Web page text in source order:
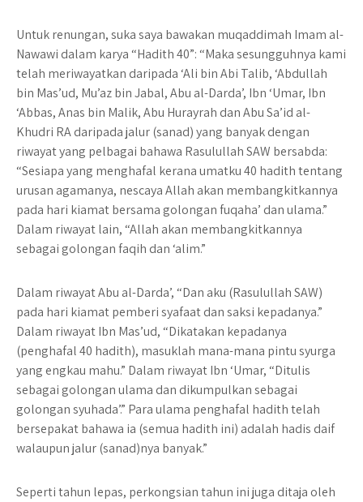
Untuk renungan, suka saya bawakan muqaddimah Imam al-
Nawawi dalam karya “Hadith 40”: “Maka sesungguhnya kami
telah meriwayatkan daripada ‘Ali bin Abi Talib, ‘Abdullah
bin Mas’ud, Mu’az bin Jabal, Abu al-Darda’, Ibn ‘Umar, Ibn
‘Abbas, Anas bin Malik, Abu Hurayrah dan Abu Sa’id al-
Khudri RA daripada jalur (sanad) yang banyak dengan
riwayat yang pelbagai bahawa Rasulullah SAW bersabda:
“Sesiapa yang menghafal kerana umatku 40 hadith tentang
urusan agamanya, nescaya Allah akan membangkitkannya
pada hari kiamat bersama golongan fuqaha’ dan ulama.”
Dalam riwayat lain, “Allah akan membangkitkannya
sebagai golongan faqih dan ‘alim.”
Dalam riwayat Abu al-Darda’, “Dan aku (Rasulullah SAW)
pada hari kiamat pemberi syafaat dan saksi kepadanya.”
Dalam riwayat Ibn Mas’ud, “Dikatakan kepadanya
(penghafal 40 hadith), masuklah mana-mana pintu syurga
yang engkau mahu.” Dalam riwayat Ibn ‘Umar, “Ditulis
sebagai golongan ulama dan dikumpulkan sebagai
golongan syuhada’.” Para ulama penghafal hadith telah
bersepakat bahawa ia (semua hadith ini) adalah hadis daif
walaupun jalur (sanad)nya banyak.”
Seperti tahun lepas, perkongsian tahun ini juga ditaja oleh